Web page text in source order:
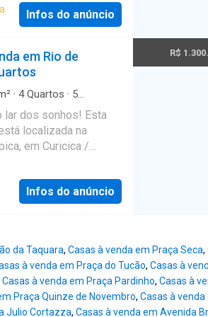
na quadra
para mais
se na privacidade
gourmet com
aceita
OPÇÕES E
Condições especiais!
diversos bancos,
de toda a
do negócio. Algumas
dos ambientes,
dimensões
Infos do anúncio
em Rio de
· 4Quartos · 5
lar dos sonhos! Esta
localizada na
em Curicica /
4 quartos, sendo 3
piscina,
é arejada,
bom gosto. No
sótão com banheiro,
depósito, escritório
Infos do anúncio
R$
da Taquara, Casas à venda em Praça Seca,
à venda em Praça do Tucão, Casas à
Casas à venda em Praça Pardinho, Casas à
Praça Quinze de Novembro, Casas à venda
Julio Cortazza, Casas à venda em Avenida